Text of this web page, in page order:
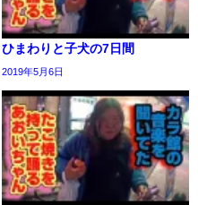
ひまわりと子犬の7日間
2019年5月6日